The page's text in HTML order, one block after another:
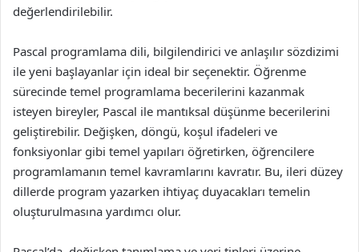
değerlendirilebilir.
Pascal programlama dili, bilgilendirici ve anlaşılır sözdizimi
ile yeni başlayanlar için ideal bir seçenektir. Öğrenme
sürecinde temel programlama becerilerini kazanmak
isteyen bireyler, Pascal ile mantıksal düşünme becerilerini
geliştirebilir. Değişken, döngü, koşul ifadeleri ve
fonksiyonlar gibi temel yapıları öğretirken, öğrencilere
programlamanın temel kavramlarını kavratır. Bu, ileri düzey
dillerde program yazarken ihtiyaç duyacakları temelin
oluşturulmasına yardımcı olur.